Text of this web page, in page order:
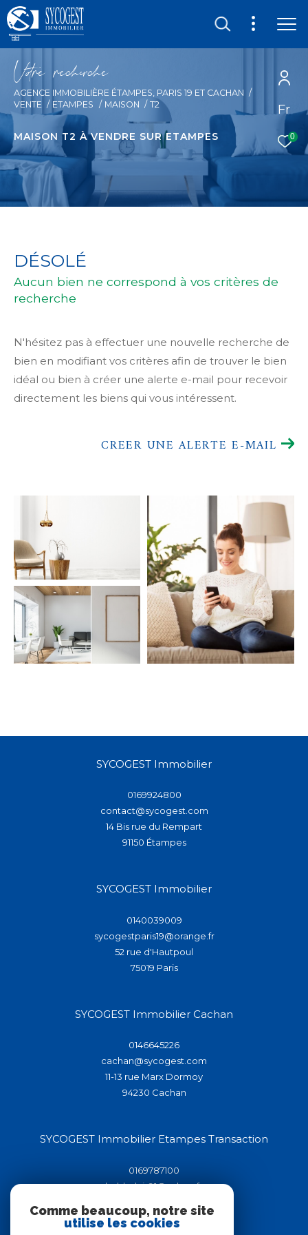
Fr
0
Vore recece
AGENCE IMMOBILIÈRE ÉTAMPES, PARIS 19 ET CACHAN
VENTE
ETAMPES MAISON T2
MAISON T2 À VENDRE SUR ETAMPES
DÉSOLÉ
Aucun bien ne correspond à vos critères de
recherche
N'hésitez pas à effectuer une nouvelle recherche de
bien en modifiant vos critères afin de trouver le bien
idéal ou bien à créer une alerte e-mail pour recevoir
directement les biens qui vous intéressent.
CREER UNE ALERTE E-MAIL
SYCOGEST Immobilier
0169924800
contact@sycogest.com
14 Bis rue du Rempart
91150
étampes
SYCOGEST Immobilier
0140039009
sycogestparis19@orange.fr
52 rue d'Hautpoul
75019
paris
SYCOGEST Immobilier Cachan
0146645226
cachan@sycogest.com
11-13 rue Marx Dormoy
94230
cachan
SYCOGEST Immobilier Etampes Transaction
0169787100
helderluis91@yahoo.fr
91150
étampes
Comme beaucoup, notre site
utilise les cookies